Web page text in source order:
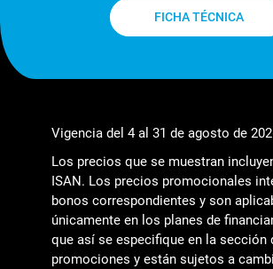
FICHA TÉCNICA
Vigencia del 4 al 31 de agosto de
Los precios que se muestran
ISAN. Los precios promocionales
bonos correspondientes y son
únicamente en los planes de
que así se especifique en la sección
promociones y están sujetos a